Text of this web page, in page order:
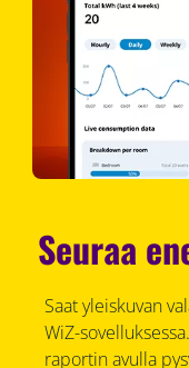
Seuraa
Saat yleiskuvan
WiZ-
raportin avulla